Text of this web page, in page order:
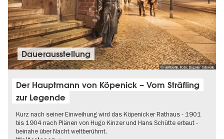
© visitBerlin, Foto: Dagmar Schwelle
Dauer­aus­stel­lung
Der Hauptmann von Köpenick – Vom Sträfling
zur Legende
Kurz nach seiner Einweihung wird das Köpenicker Rathaus - 1901
bis 1904 nach Plänen von Hugo Kinzer und Hans Schütte erbaut -
beinahe über Nacht weltberühmt.